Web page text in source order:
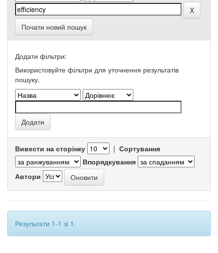
Почати новий пошук
Додати фільтри:
Використовуйте фільтри для уточнення результатів
пошуку.
Вивести на сторінку | Сортування
Впорядкування
Автори
Результати 1-1 зі 1.